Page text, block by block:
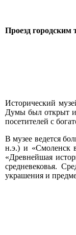
Проезд городским
Исторический
Думы был открыт
посетителей с
В музее ведется
н.э.) и «Смоленск
«Древнейшая
средневековья.
украшения и